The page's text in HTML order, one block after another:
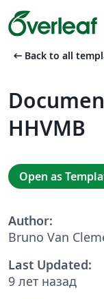
arrow_left_alt Back to all
HHVMB
Open as
Author:
Bruno Van
Last Updated:
9 лет назад